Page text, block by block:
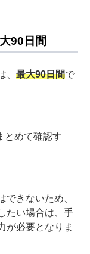
LINEを利用して
映されますが、
、
めて確認す